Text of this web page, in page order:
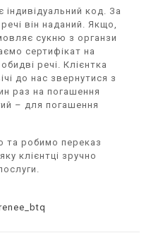
індивідуальний код. За
він наданий. Якщо,
сукню з органзи
сертифікат на
речі. Клієнтка
до нас звернутися з
раз на погашення
– для погашення
та робимо переказ
клієнтці зручно